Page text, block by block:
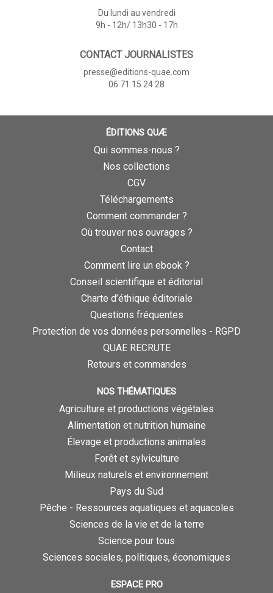
Du lundi au vendredi
9h - 12h/ 13h30 - 17h
CONTACT JOURNALISTES
presse@editions-quae.com
06 71 15 24 28
ÉDITIONS QUÆ
Qui sommes-nous ?
Nos collections
CGV
Téléchargements
Comment commander ?
Où trouver nos ouvrages ?
Contact
Comment lire un ebook ?
Conseil scientifique et éditorial
Charte d’éthique éditoriale
Questions fréquentes
Protection de vos données personnelles - RGPD
QUAE RECRUTE
Retours et commandes
NOS THÉMATIQUES
Agriculture et productions végétales
Alimentation et nutrition humaine
Élevage et productions animales
Forêt et sylviculture
Milieux naturels et environnement
Pays du Sud
Pêche - Ressources aquatiques et aquacoles
Sciences de la vie et de la terre
Science pour tous
Sciences sociales, politiques, économiques
ESPACE PRO